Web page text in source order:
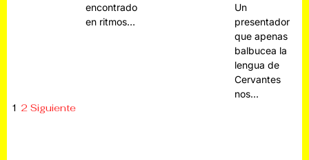
encontrado
en ritmos…
Un
presentador
que apenas
balbucea la
lengua de
Cervantes
nos…
1 2 Siguiente